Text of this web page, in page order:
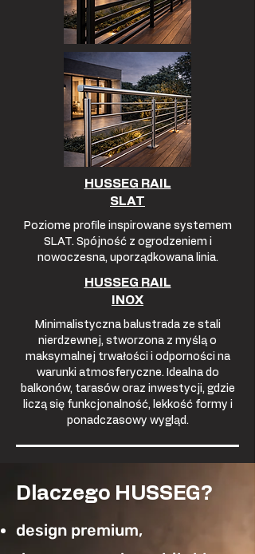
HUSSEG RAIL
SLAT
Poziome profile inspirowane systemem
SLAT. Spójność z ogrodzeniem i
nowoczesna, uporządkowana linia.
HUSSEG RAIL
INOX
Minimalistyczna balustrada ze stali
nierdzewnej, stworzona z myślą o
maksymalnej trwałości i odporności na
warunki atmosferyczne. Idealna do
balkonów, tarasów oraz inwestycji, gdzie
liczą się funkcjonalność, lekkość formy i
ponadczasowy wygląd.
Dlaczego HUSSEG?
design premium,